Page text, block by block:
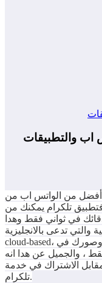
اب والتطبيقات
أفضل من الواتس اب من
تلكرام يمكنك من
في ثواني فقط وهدا
تدعى بالانجليزية
cloud-based، كما يمكنك تخزين ملفاتك وفيديوهاتك وصورك في
، والجميل عن هدا انه
مقابل الاشتراك في خدمة
تلكرام.